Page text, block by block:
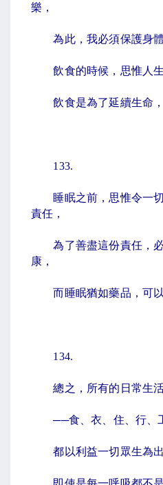
樂，
為此，我必須保護身體
飲食的時候，思惟人生
飲食是為了延續生命，
133.
睡眠之前，思惟令一切
責任，
為了善盡這份責任，必
康，
而睡眠猶如藥品，可以
134.
總之，所有的日常生活
──食、衣、住、行、工
都以利益一切眾生為出